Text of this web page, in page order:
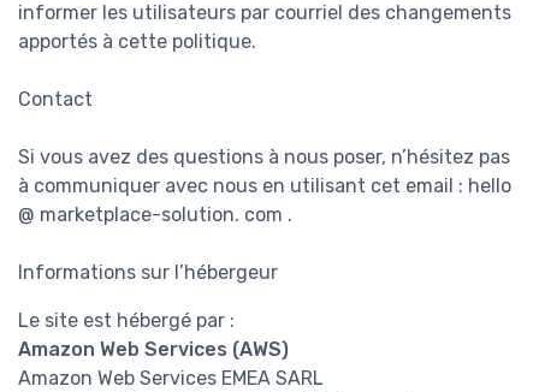
informer les utilisateurs par courriel des changements
apportés à cette politique.
Contact
Si vous avez des questions à nous poser, n’hésitez pas
à communiquer avec nous en utilisant cet email : hello
@ marketplace-solution. com .
Informations sur l’hébergeur
Le site est hébergé par :
Amazon Web Services (AWS)
Amazon Web Services EMEA SARL